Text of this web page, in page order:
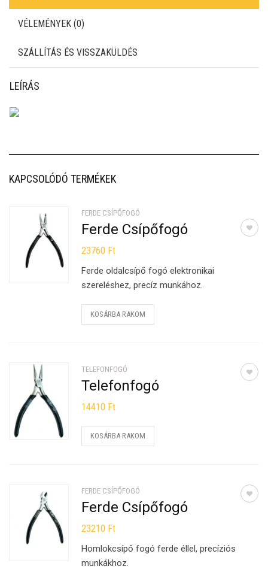
VÉLEMÉNYEK (0)
SZÁLLÍTÁS ÉS VISSZAKÜLDÉS
LEÍRÁS
KAPCSOLÓDÓ TERMÉKEK
FERDE CSÍPŐFOGÓ
Ferde Csípőfogó
23760 Ft
Ferde oldalcsípő fogó elektronikai
szereléshez, precíz munkához.
KOSÁRBA RAKOM
TELEFONFOGÓ
Telefonfogó
14410 Ft
KOSÁRBA RAKOM
FERDE CSÍPŐFOGÓ
Ferde Csípőfogó
23210 Ft
Homlokcsípő fogó ferde éllel, precíziós
munkákhoz.